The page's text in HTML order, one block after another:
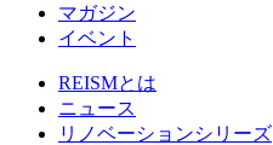
マガジン
イベント
REISMとは
ニュース
リノベーションシリーズ